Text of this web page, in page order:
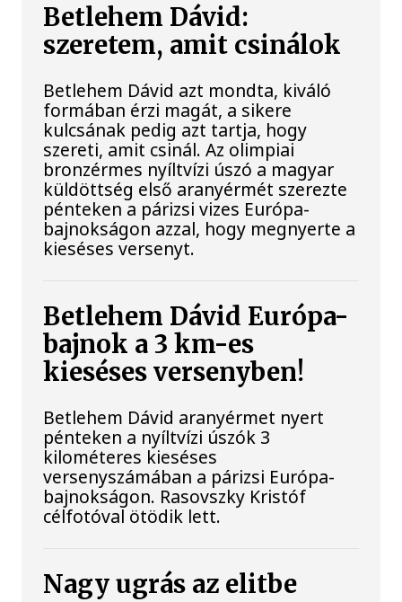
Betlehem Dávid:
szeretem, amit csinálok
Betlehem Dávid azt mondta, kiváló
formában érzi magát, a sikere
kulcsának pedig azt tartja, hogy
szereti, amit csinál. Az olimpiai
bronzérmes nyíltvízi úszó a magyar
küldöttség első aranyérmét szerezte
pénteken a párizsi vizes Európa-
bajnokságon azzal, hogy megnyerte a
kieséses versenyt.
Betlehem Dávid Európa-
bajnok a 3 km-es
kieséses versenyben!
Betlehem Dávid aranyérmet nyert
pénteken a nyíltvízi úszók 3
kilométeres kieséses
versenyszámában a párizsi Európa-
bajnokságon. Rasovszky Kristóf
célfotóval ötödik lett.
Nagy ugrás az elitbe